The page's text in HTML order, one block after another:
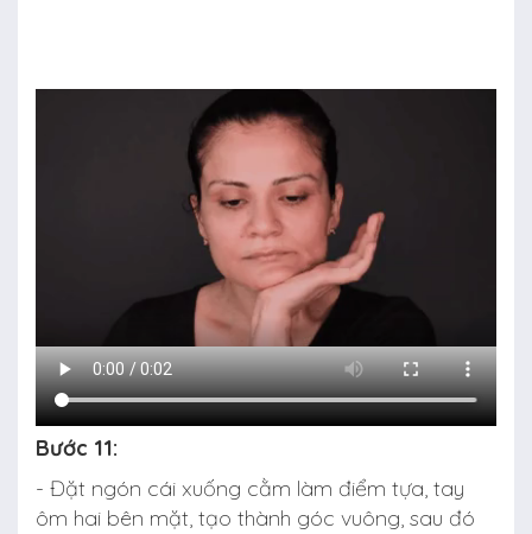
Bước 11:
- Đặt ngón cái xuống cằm làm điểm tựa, tay
ôm hai bên mặt, tạo thành góc vuông, sau đó